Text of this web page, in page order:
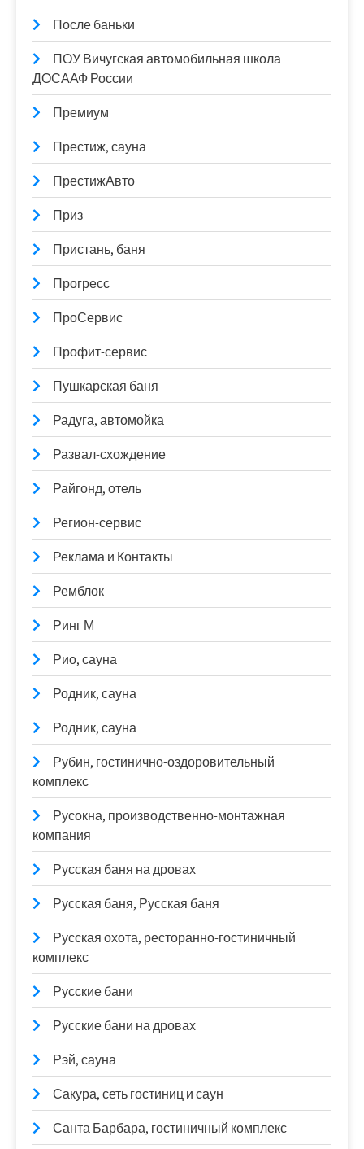
После баньки
ПОУ Вичугская автомобильная школа
ДОСААФ России
Премиум
Престиж, сауна
ПрестижАвто
Приз
Пристань, баня
Прогресс
ПроСервис
Профит-сервис
Пушкарская баня
Радуга, автомойка
Развал-схождение
Райгонд, отель
Регион-сервис
Реклама и Контакты
Ремблок
Ринг М
Рио, сауна
Родник, сауна
Родник, сауна
Рубин, гостинично-оздоровительный
комплекс
Русокна, производственно-монтажная
компания
Русская баня на дровах
Русская баня, Русская баня
Русская охота, ресторанно-гостиничный
комплекс
Русские бани
Русские бани на дровах
Рэй, сауна
Сакура, сеть гостиниц и саун
Санта Барбара, гостиничный комплекс